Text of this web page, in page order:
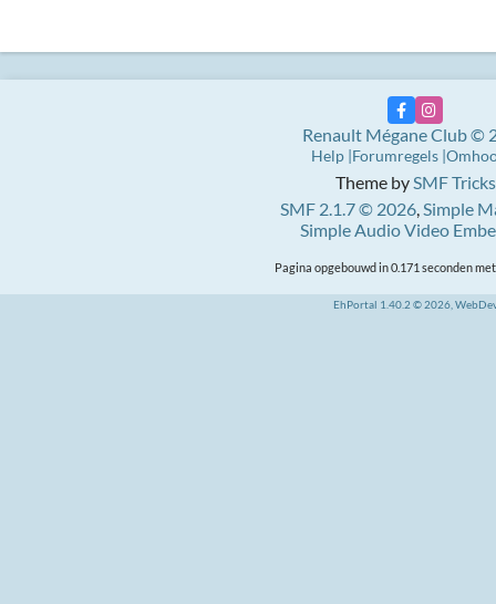
Theme bySMF Tricks
SMF 2.1.7 © 2026,Simple
Simple Audio Video
Renault Mégane Club ©
Help Forumregels
Pagina opgebouwd in 0.171 seconden
EhPortal 1.40.2 © 2026,